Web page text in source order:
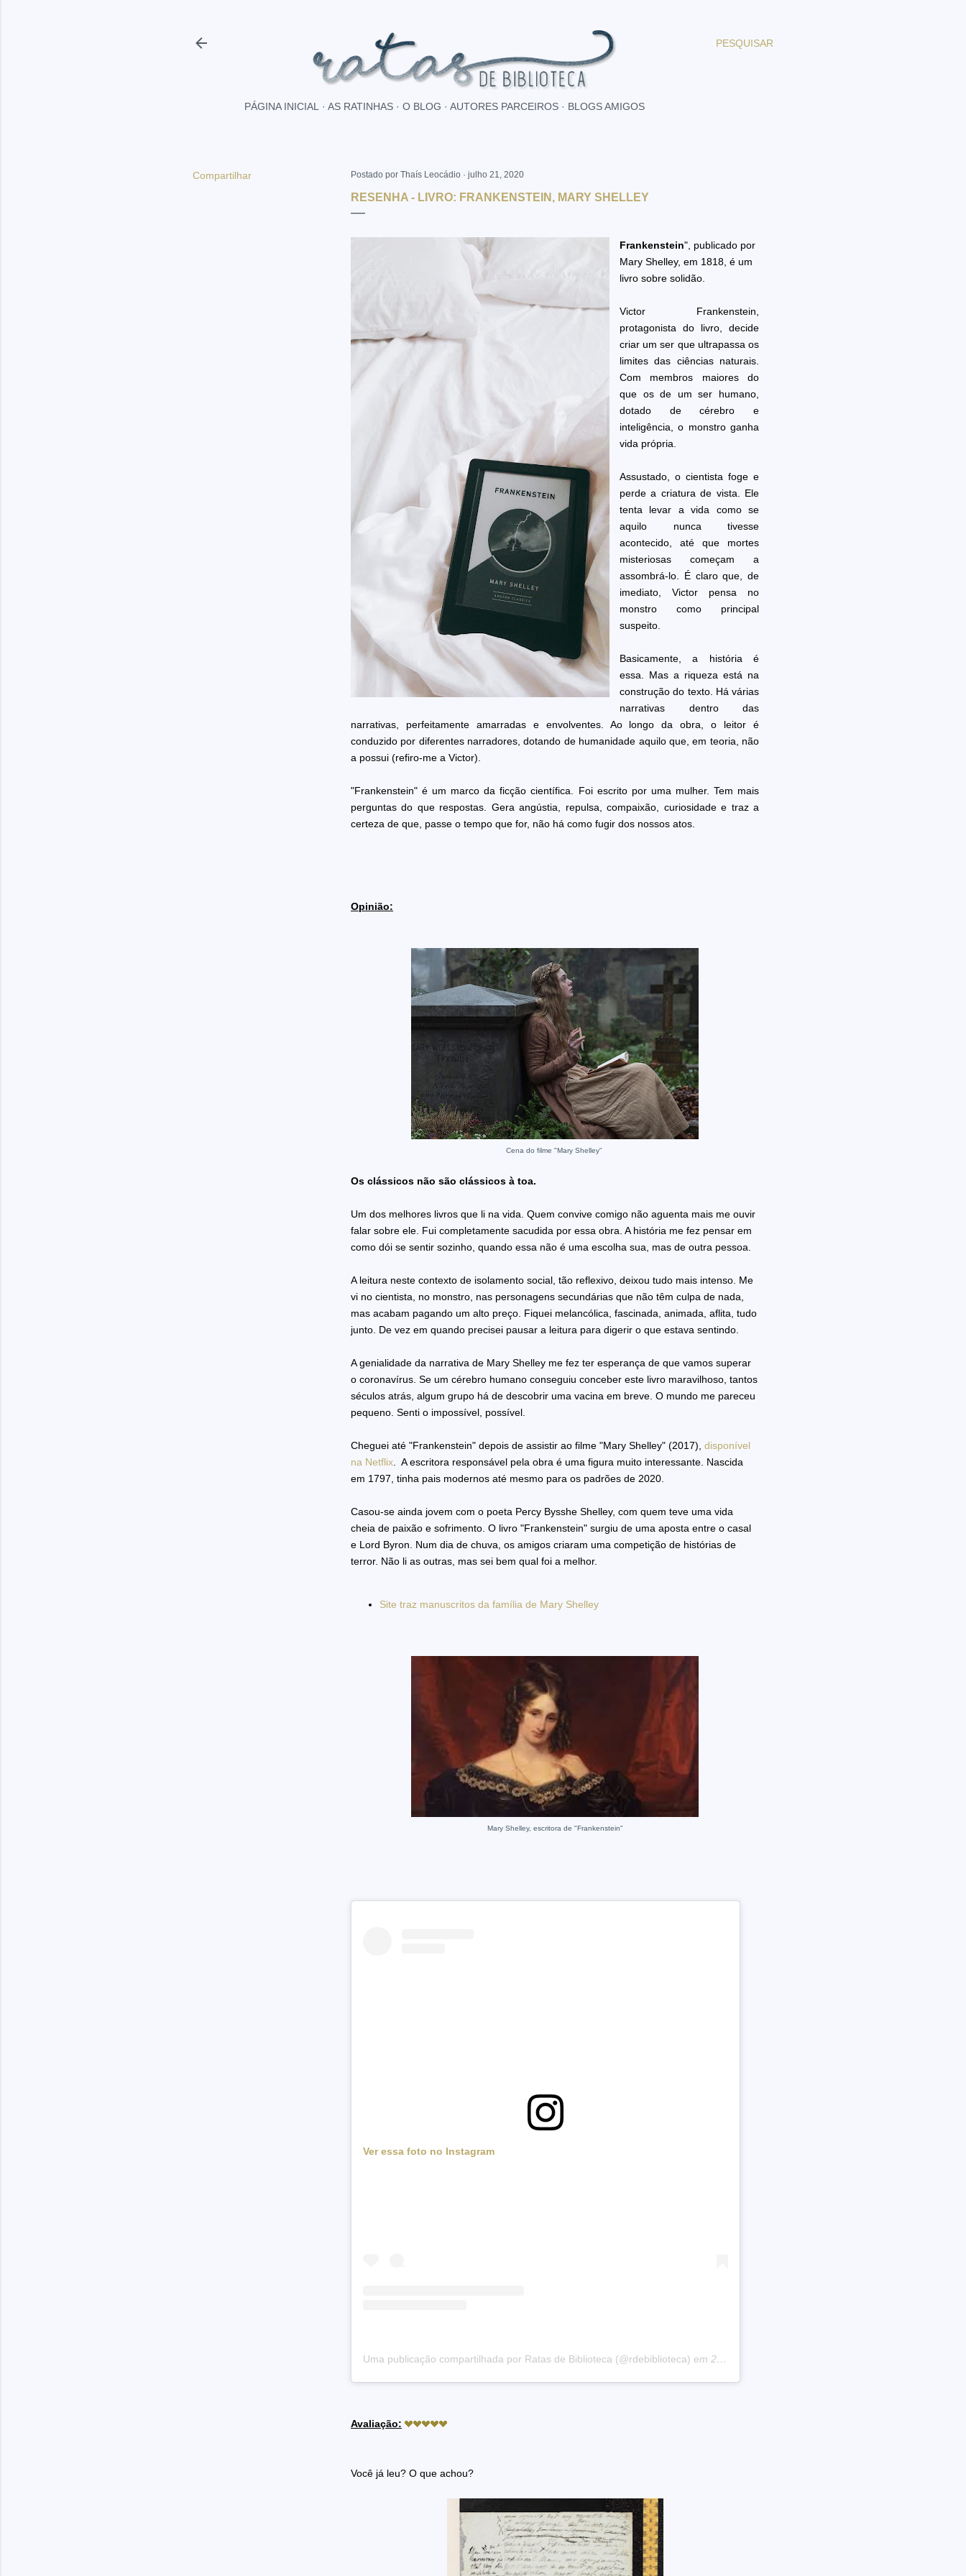
PESQUISAR
PÁGINA INICIAL AS RATINHAS O BLOG AUTORES PARCEIROS BLOGS AMIGOS
Compartilhar Postado por Thaís Leocádio julho 21, 2020
RESENHA - LIVRO: FRANKENSTEIN, MARY SHELLEY
Frankenstein", publicado por
Mary Shelley, em 1818, é um
livro sobre solidão.
Victor Frankenstein,
protagonista do livro, decide
criar um ser que ultrapassa os
limites das ciências naturais.
Com membros maiores do
que os de um ser humano,
dotado de cérebro e
inteligência, o monstro ganha
vida própria.
Assustado, o cientista foge e
perde a criatura de vista. Ele
tenta levar a vida como se
aquilo nunca tivesse
acontecido, até que mortes
misteriosas começam a
assombrá-lo. É claro que, de
imediato, Victor pensa no
monstro como principal
suspeito.
Basicamente, a história é
essa. Mas a riqueza está na
construção do texto. Há várias
narrativas dentro das
narrativas, perfeitamente amarradas e envolventes. Ao longo da obra, o leitor é
conduzido por diferentes narradores, dotando de humanidade aquilo que, em teoria, não
a possui (refiro-me a Victor).
"Frankenstein" é um marco da ficção científica. Foi escrito por uma mulher. Tem mais
perguntas do que respostas. Gera angústia, repulsa, compaixão, curiosidade e traz a
certeza de que, passe o tempo que for, não há como fugir dos nossos atos.
Opinião:
Cena do filme "Mary Shelley"
Os clássicos não são clássicos à toa.
Um dos melhores livros que li na vida. Quem convive comigo não aguenta mais me ouvir
falar sobre ele. Fui completamente sacudida por essa obra. A história me fez pensar em
como dói se sentir sozinho, quando essa não é uma escolha sua, mas de outra pessoa.
A leitura neste contexto de isolamento social, tão reflexivo, deixou tudo mais intenso. Me
vi no cientista, no monstro, nas personagens secundárias que não têm culpa de nada,
mas acabam pagando um alto preço. Fiquei melancólica, fascinada, animada, aflita, tudo
junto. De vez em quando precisei pausar a leitura para digerir o que estava sentindo.
A genialidade da narrativa de Mary Shelley me fez ter esperança de que vamos superar
o coronavírus. Se um cérebro humano conseguiu conceber este livro maravilhoso, tantos
séculos atrás, algum grupo há de descobrir uma vacina em breve. O mundo me pareceu
pequeno. Senti o impossível, possível.
Cheguei até "Frankenstein" depois de assistir ao filme "Mary Shelley" (2017), disponível
na Netflix . A escritora responsável pela obra é uma figura muito interessante. Nascida
em 1797, tinha pais modernos até mesmo para os padrões de 2020.
Casou-se ainda jovem com o poeta Percy Bysshe Shelley, com quem teve uma vida
cheia de paixão e sofrimento. O livro "Frankenstein" surgiu de uma aposta entre o casal
e Lord Byron. Num dia de chuva, os amigos criaram uma competição de histórias de
terror. Não li as outras, mas sei bem qual foi a melhor.
Site traz manuscritos da família de Mary Shelley
Mary Shelley, escritora de "Frankenstein"
Ver essa foto no Instagram
Uma publicação compartilhada por Ratas de Biblioteca (@rdebiblioteca) em 21 de Jun
Avaliação:
Você já leu? O que achou?